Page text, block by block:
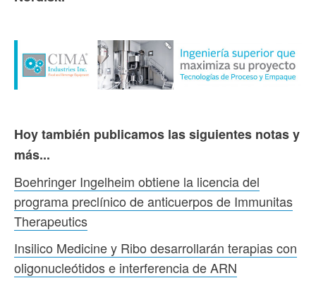
Hoy también publicamos las siguientes notas y
más...
Boehringer Ingelheim obtiene la licencia del
programa preclínico de anticuerpos de Immunitas
Therapeutics
Insilico Medicine y Ribo desarrollarán terapias con
oligonucleótidos e interferencia de ARN